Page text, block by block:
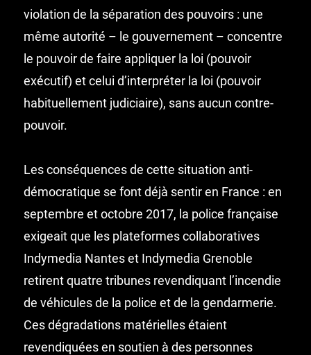
violation de la séparation des pouvoirs : une
même autorité – le gouvernement – concentre
le pouvoir de faire appliquer la loi (pouvoir
exécutif) et celui d’interpréter la loi (pouvoir
habituellement judiciaire), sans aucun contre-
pouvoir.
Les conséquences de cette situation anti-
démocratique se font déjà sentir en France : en
septembre et octobre 2017, la police française
exigeait que les plateformes collaboratives
Indymedia Nantes et Indymedia Grenoble
retirent quatre tribunes revendiquant l’incendie
de véhicules de la police et de la gendarmerie.
Ces dégradations matérielles étaient
revendiquées en soutien à des personnes